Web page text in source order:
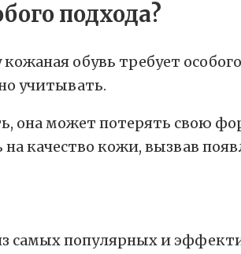
подхода?
обувь требует
учитывать.
она может потерять свою
качество кожи, вызвав
самых популярных и